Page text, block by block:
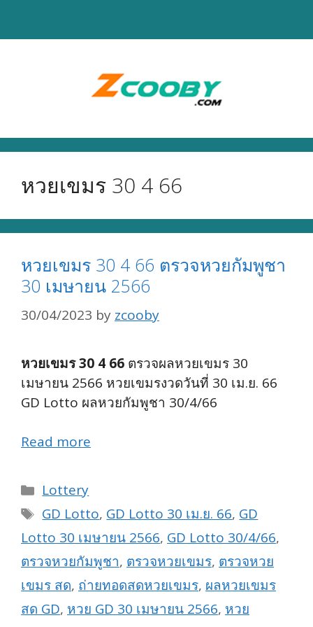
หวยเขมร 30 4 66
หวยเขมร 30 4 66 ตรวจหวยกัมพูชา
30 เมษายน 2566
30/04/2023 by zcooby
หวยเขมร 30 4 66 ตรวจผลหวยเขมร 30
เมษายน 2566 หวยเขมรงวดวันที่ 30 เม.ย. 66
GD Lotto ผลหวยกัมพูชา 30/4/66
Read more
Categories
Lottery
Tags
GD Lotto, GD Lotto 30 เม.ย. 66, GD
Lotto 30 เมษายน 2566, GD Lotto 30/4/66,
ตรวจหวยกัมพูชา, ตรวจหวยเขมร, ตรวจหวย
เขมร สด, ถ่ายทอดสดหวยเขมร, ผลหวยเขมร
สด GD, หวย GD 30 เมษายน 2566, หวย